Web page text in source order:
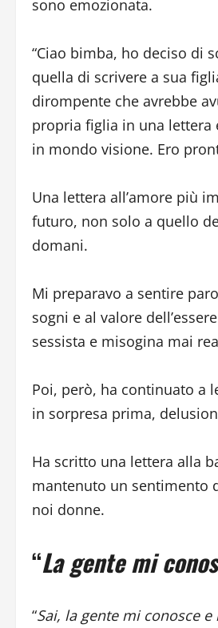
sono emozionata.
“Ciao bimba, ho deciso di
quella di scrivere a sua
dirompente che avrebbe
propria figlia in una lettera
in mondo visione. Ero
Una lettera all’amore più
futuro, non solo a quello
domani.
Mi preparavo a sentire
sogni e al valore
sessista e misogina mai
Poi, però, ha continuato a
in sorpresa prima,
Ha scritto una lettera alla
mantenuto un sentimento
noi donne.
“La gente mi
“Sai, la gente mi conosce